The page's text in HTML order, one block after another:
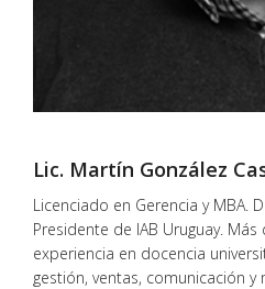
Lic. Martín González
Licenciado en Gerencia y MBA.
Presidente de IAB Uruguay.
experiencia en docencia
gestión, ventas, comunicación